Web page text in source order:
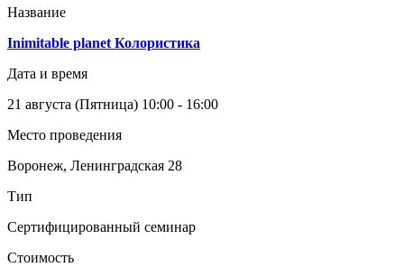
Название
Inimitable planet Колористика
Дата и время
21 августа (Пятница) 10:00 - 16:00
Место проведения
Воронеж, Ленинградская 28
Тип
Сертифицированный семинар
Стоимость